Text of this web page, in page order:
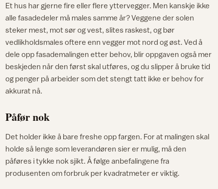
Et hus har gjerne fire eller flere yttervegger. Men kanskje ikke
alle fasadedeler må males samme år? Veggene der solen
steker mest, mot sør og vest, slites raskest, og bør
vedlikholdsmales oftere enn vegger mot nord og øst. Ved å
dele opp fasademalingen etter behov, blir oppgaven også mer
beskjeden når den først skal utføres, og du slipper å bruke tid
og penger på arbeider som det stengt tatt ikke er behov for
akkurat nå.
Påfør nok
Det holder ikke å bare freshe opp fargen. For at malingen skal
holde så lenge som leverandøren sier er mulig, må den
påføres i tykke nok sjikt. Å følge anbefalingene fra
produsenten om forbruk per kvadratmeter er viktig.